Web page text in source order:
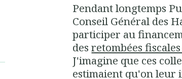
Pendant longtemps
Conseil Général des
participer au
desretombées
J'imagine que ces
estimaient qu'on leur